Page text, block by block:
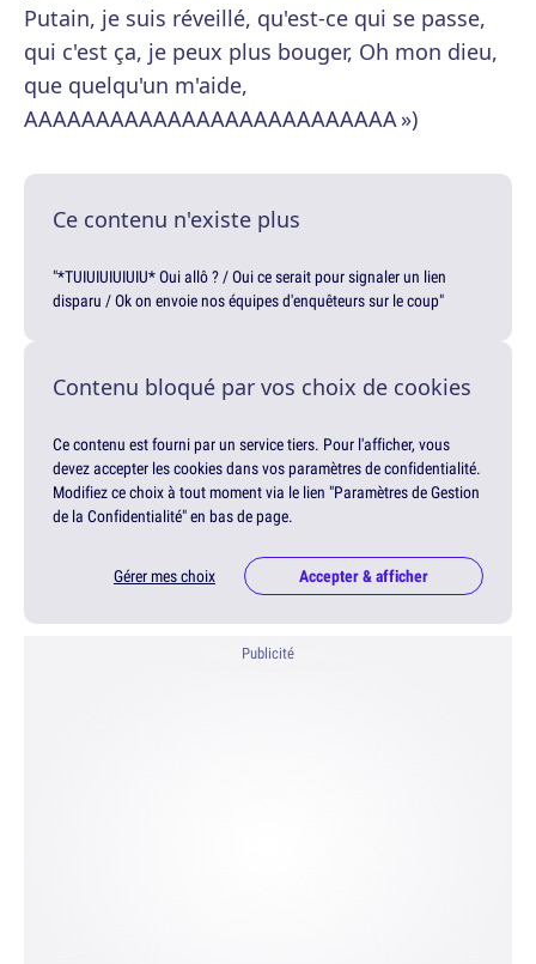
Putain, je suis réveillé, qu'est-ce qui se passe,
qui c'est ça, je peux plus bouger, Oh mon dieu,
que quelqu'un m'aide,
AAAAAAAAAAAAAAAAAAAAAAAAAA »)
Ce contenu n'existe plus
"*TUIUIUIUIUIU* Oui allô ? / Oui ce serait pour signaler un lien
disparu / Ok on envoie nos équipes d'enquêteurs sur le coup"
Contenu bloqué par vos choix de cookies
Ce contenu est fourni par un service tiers. Pour l'afficher, vous
devez accepter les cookies dans vos paramètres de confidentialité.
Modifiez ce choix à tout moment via le lien "Paramètres de Gestion
de la Confidentialité" en bas de page.
Gérer mes choix Accepter & afficher
Publicité